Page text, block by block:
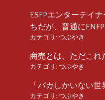
ESFPエンターテイ
ちだが、普通に
カテゴリ: つぶやき
商売とは、ただこれ
カテゴリ: つぶやき
「バカしかいない世
カテゴリ: つぶやき